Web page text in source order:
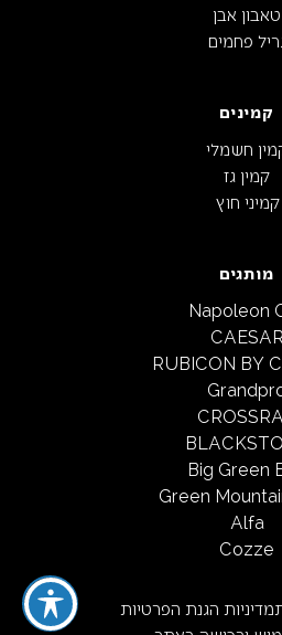
טאבון אבן
פחמים
קמינים
חשמלי
קמין גז
קמיני חוץ
מותגים
Napoleon
CAESAR
RUBICON BY
Big Green
Green
Alfa
Cozze
מדיניות הגנת הפרטיות